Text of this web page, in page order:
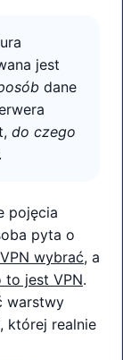
jest
dane
do czego
pojęcia
pyta o
wybrać, a
to jest VPN.
warstwy
której realnie